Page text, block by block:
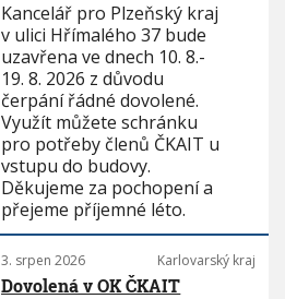
Kancelář pro Plzeňský kraj
v ulici Hřímalého 37 bude
uzavřena ve dnech 10. 8.-
19. 8. 2026 z důvodu
čerpání řádné dovolené.
Využít můžete schránku
pro potřeby členů ČKAIT u
vstupu do budovy.
Děkujeme za pochopení a
přejeme příjemné léto.
3. srpen 2026 Karlovarský kraj
Dovolená v OK ČKAIT